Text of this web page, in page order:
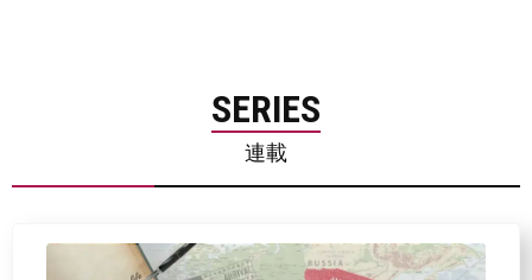
SERIES
連載